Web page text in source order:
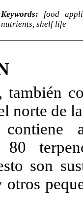
Keywords: food
nutrients, shelf life
también
norte de
son
otros